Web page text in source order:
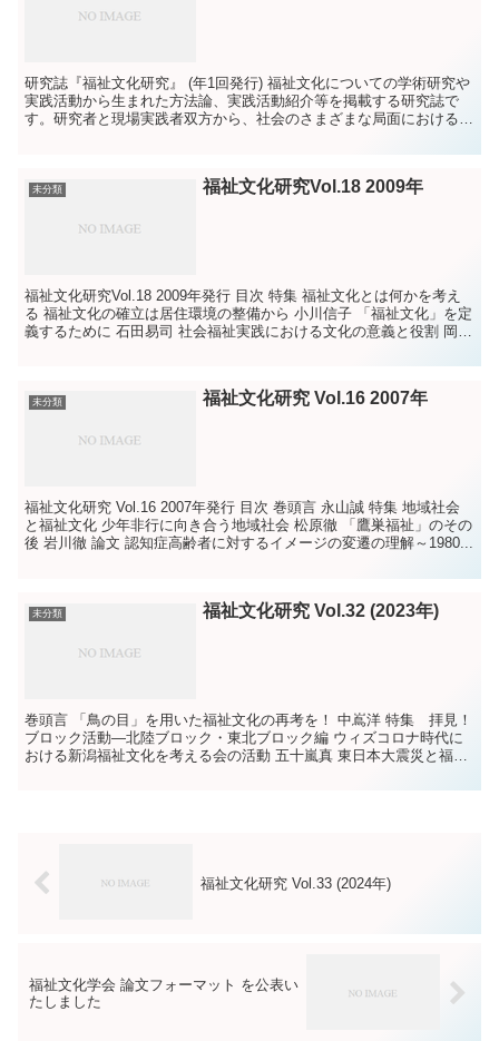
研究誌『福祉文化研究』 (年1回発行) 福祉文化についての学術研究や
実践活動から生まれた方法論、実践活動紹介等を掲載する研究誌で
す。研究者と現場実践者双方から、社会のさまざまな局面における福
未分類 福祉文化研究Vol.18 2009年
福祉文化研究Vol.18 2009年発行 目次 特集 福祉文化とは何かを考え
る 福祉文化の確立は居住環境の整備から 小川信子 「福祉文化」を定
義するために 石田易司 社会福祉実践における文化の意義と役割 岡本
未分類 福祉文化研究 Vol.16 2007年
福祉文化研究 Vol.16 2007年発行 目次 巻頭言 永山誠 特集 地域社会
と福祉文化 少年非行に向き合う地域社会 松原徹 「鷹巣福祉」のその
後 岩川徹 論文 認知症高齢者に対するイメージの変遷の理解～1980...
未分類 福祉文化研究 Vol.32 (2023年)
巻頭言 「鳥の目」を用いた福祉文化の再考を！ 中嶌洋 特集 拝見！
ブロック活動―北陸ブロック・東北ブロック編 ウィズコロナ時代に
おける新潟福祉文化を考える会の活動 五十嵐真 東日本大震災と福祉
福祉文化研究 Vol.33 (2024年)
福祉文化学会 論文フォーマット を公表い
たしました